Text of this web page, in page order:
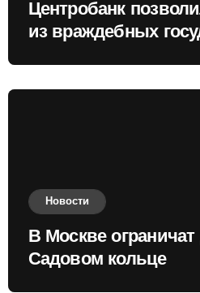
Центробанк
из враждебных
Новости
В Москве
Садовом кольце